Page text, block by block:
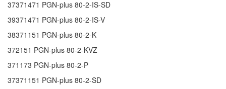
37371471 PGN-plus 80-2-IS-SD
39371471 PGN-plus 80-2-IS-V
38371151 PGN-plus 80-2-K
372151 PGN-plus 80-2-KVZ
371173 PGN-plus 80-2-P
37371151 PGN-plus 80-2-SD